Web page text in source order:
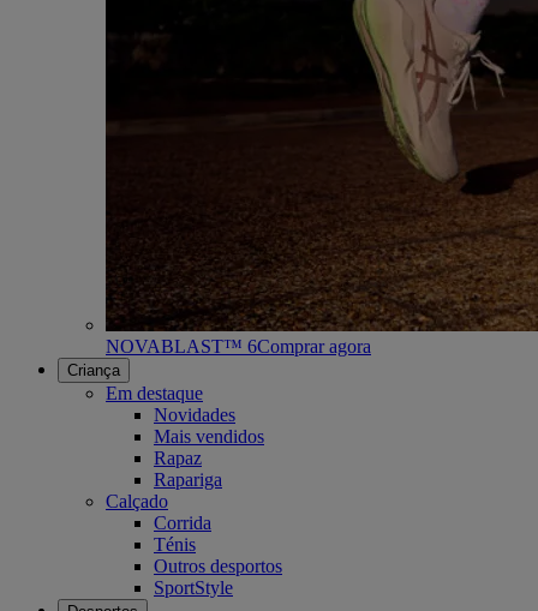
NOVABLAST™ 6Comprar agora
Criança
Em destaque
Novidades
Mais vendidos
Rapaz
Rapariga
Calçado
Corrida
Ténis
Outros desportos
SportStyle